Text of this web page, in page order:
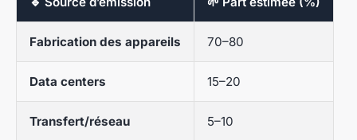
Fabrication des appareils 70–80
Data centers 15–20
Transfert/réseau 5–10